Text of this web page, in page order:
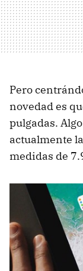
Pero
novedad es
pulgadas.
actualmente
medidas de